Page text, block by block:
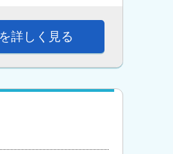
詳しく見る